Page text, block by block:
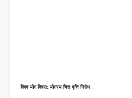
विश्व योग दिवस: योगस्य चित्त वृत्ति निरोध